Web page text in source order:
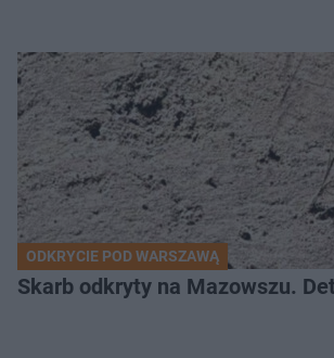
ODKRYCIE POD WARSZAWĄ
Skarb odkryty na Mazowszu.